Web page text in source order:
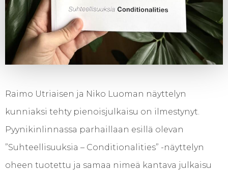
Raimo Utriaisen ja Niko Luoman näyttelyn
kunniaksi tehty pienoisjulkaisu on ilmestynyt.
Pyynikinlinnassa parhaillaan esillä olevan
”Suhteellisuuksia – Conditionalities” -näyttelyn
oheen tuotettu ja samaa nimeä kantava julkaisu